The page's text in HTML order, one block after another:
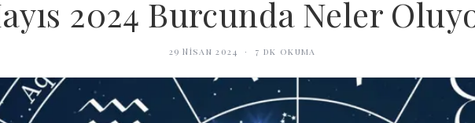
2024 Burcunda Neler
29 Nisan 2024 · 7 dk okuma